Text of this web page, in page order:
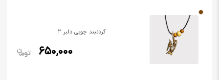
گردنبند چوبی دلبر 2
650,000